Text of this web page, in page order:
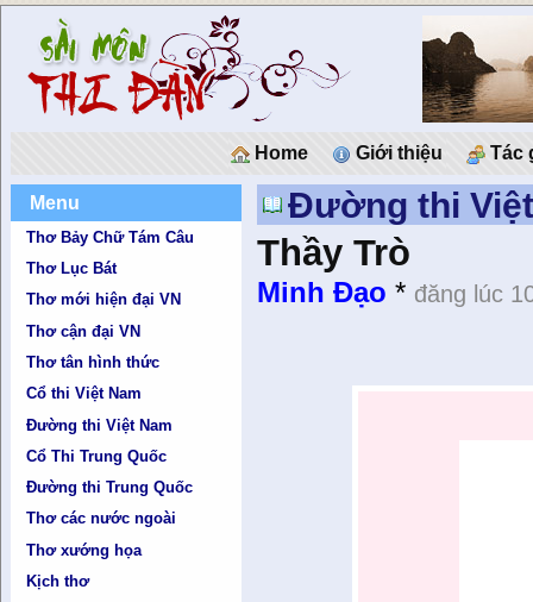
Home Giới thiệu Tác
Menu
Thơ Bảy Chữ Tám Câu
Thơ Lục Bát
Thơ mới hiện đại VN
Thơ cận đại VN
Thơ tân hình thức
Cổ thi Việt Nam
Đường thi Việt Nam
Cổ Thi Trung Quốc
Đường thi Trung Quốc
Thơ các nước ngoài
Thơ xướng họa
Kịch thơ
Đường thi
Thầy Trò
Minh Đạo * đăng lúc